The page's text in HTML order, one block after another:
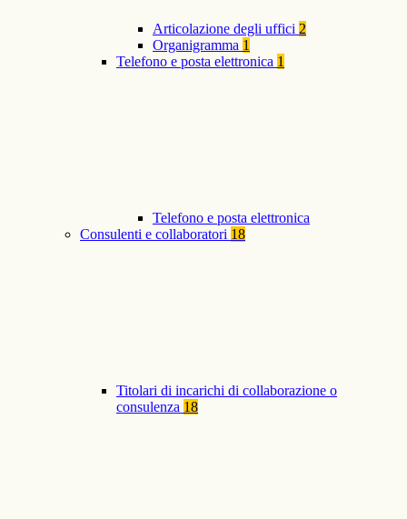
Articolazione degli uffici 2
Organigramma 1
Telefono e posta elettronica 1
Telefono e posta elettronica
Consulenti e collaboratori 18
Titolari di incarichi di collaborazione o
consulenza 18